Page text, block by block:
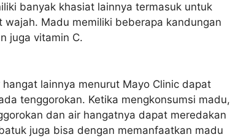
banyak khasiat lainnya termasuk untuk
Madu memiliki beberapa kandungan
juga vitamin C.
lainnya menurut Mayo Clinic dapat
tenggorokan. Ketika mengkonsumsi madu,
dan air hangatnya dapat meredakan
juga bisa dengan memanfaatkan madu